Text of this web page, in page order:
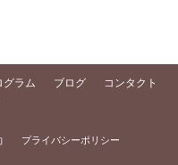
グラム ブログ
コンタクト
プライバシーポリシー